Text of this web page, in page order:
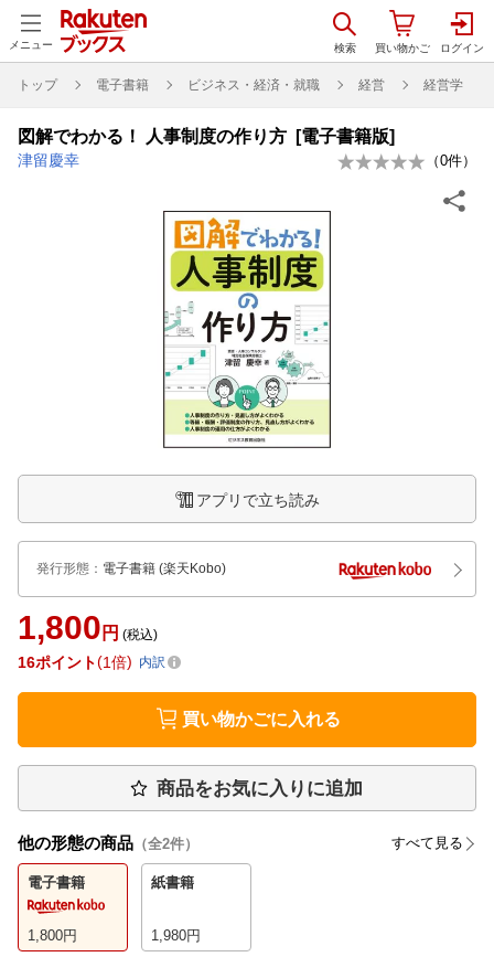
メニュー
トップ 電子書籍 ビジネス・経済・就職 経営 経営学
図解でわかる！ 人事制度の作り方 [電子書籍版]
津留慶幸 （0件）
アプリで立ち読み
発行形態 ： 電子書籍 (楽天Kobo)
1,800 円 (税込)
16ポイント 1倍 内訳
買い物かごに入れる
商品をお気に入りに追加
他の形態の商品 （全2件） すべて見る
電子書籍
1,800円
紙書籍
1,980円